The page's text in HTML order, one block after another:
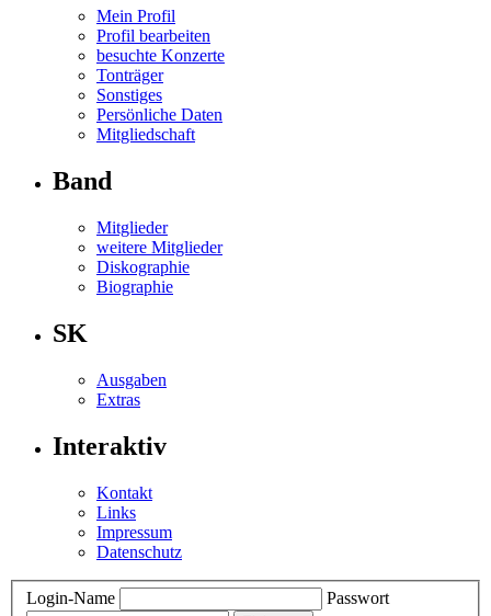
Mein Profil
Profil bearbeiten
besuchte Konzerte
Tonträger
Sonstiges
Persönliche Daten
Mitgliedschaft
Band
Mitglieder
weitere Mitglieder
Diskographie
Biographie
SK
Ausgaben
Extras
Interaktiv
Kontakt
Links
Impressum
Datenschutz
Login-Name Passwort